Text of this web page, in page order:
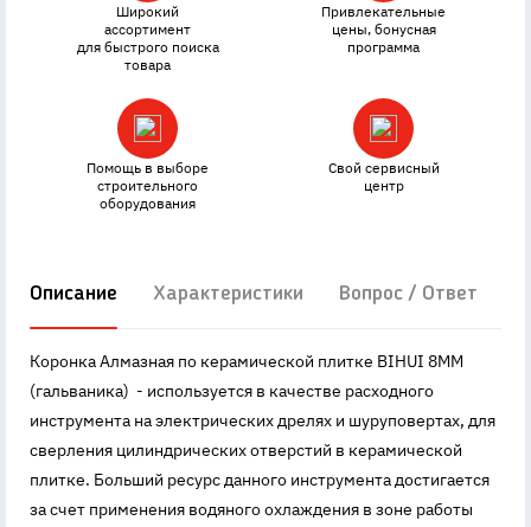
Широкий
ассортимент
для быстрого поиска
товара
Привлекательные
цены, бонусная
программа
Помощь в выборе
строительного
оборудования
Свой сервисный
центр
Описание Характеристики Вопрос / Ответ
Коронка Алмазная по керамической плитке BIHUI 8MM
(гальваника) - используется в качестве расходного
инструмента на электрических дрелях и шуруповертах, для
сверления цилиндрических отверстий в керамической
плитке. Больший ресурс данного инструмента достигается
за счет применения водяного охлаждения в зоне работы